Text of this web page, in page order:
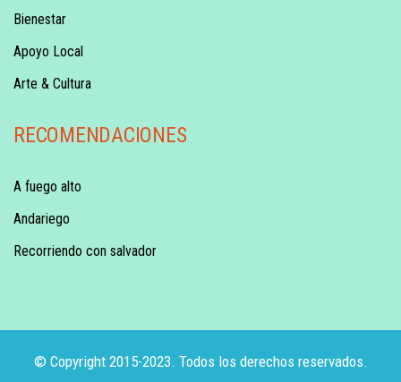
Bienestar
Apoyo Local
Arte & Cultura
RECOMENDACIONES
A fuego alto
Andariego
Recorriendo con salvador
© Copyright 2015-2023. Todos los derechos reservados.